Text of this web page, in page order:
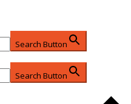
Search Button
Search Button